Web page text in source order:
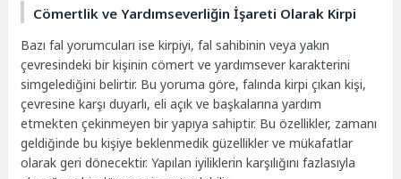
Cömertlik ve Yardımseverliğin İşareti Olarak Kirpi
Bazı fal yorumcuları ise kirpiyi, fal sahibinin veya yakın
çevresindeki bir kişinin cömert ve yardımsever karakterini
simgelediğini belirtir. Bu yoruma göre, falında kirpi çıkan kişi,
çevresine karşı duyarlı, eli açık ve başkalarına yardım
etmekten çekinmeyen bir yapıya sahiptir. Bu özellikler, zamanı
geldiğinde bu kişiye beklenmedik güzellikler ve mükafatlar
olarak geri dönecektir. Yapılan iyiliklerin karşılığını fazlasıyla